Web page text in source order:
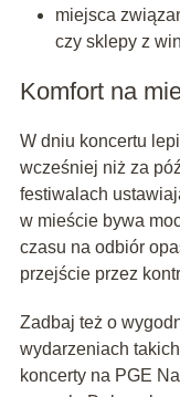
miejsca
czy sklepy z
Komfort na
W dniu koncertu
wcześniej niż za
festiwalach
w mieście bywa
czasu na odbiór
przejście przez
Zadbaj też o
wydarzeniach
koncerty na PGE